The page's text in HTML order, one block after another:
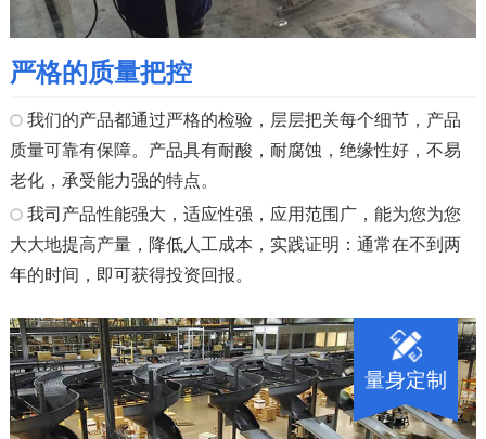
严格的质量把控
我们的产品都通过严格的检验，层层把关每个细节，产品
质量可靠有保障。产品具有耐酸，耐腐蚀，绝缘性好，不易
老化，承受能力强的特点。
我司产品性能强大，适应性强，应用范围广，能为您为您
大大地提高产量，降低人工成本，实践证明：通常在不到两
年的时间，即可获得投资回报。
量身定制